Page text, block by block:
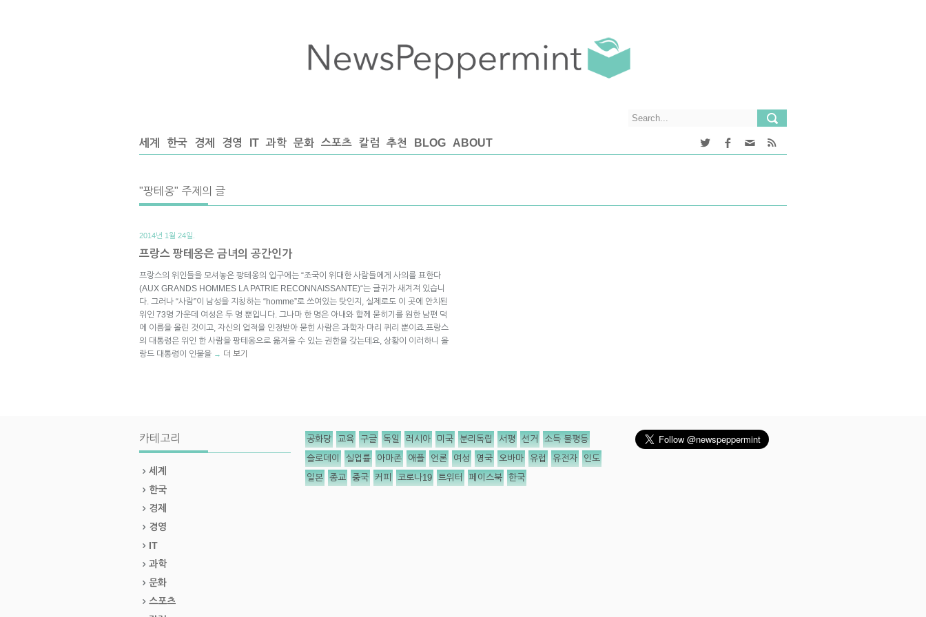
세계 한국 경제 경영 IT 과학 문화 스포츠 칼럼 추천 BLOG ABOUT
"팡테옹" 주제의 글
2014년 1월 24일.
프랑스 팡테옹은 금녀의 공간인가
프랑스의 위인들을 모셔놓은 팡테옹의 입구에는 “조국이 위대한 사람들에게 사의를 표한다
(AUX GRANDS HOMMES LA PATRIE RECONNAISSANTE)“는 글귀가 새겨져 있습니
다. 그러나 “사람”이 남성을 지칭하는 “homme”로 쓰여있는 탓인지, 실제로도 이 곳에 안치된
위인 73명 가운데 여성은 두 명 뿐입니다. 그나마 한 명은 아내와 함께 묻히기를 원한 남편 덕
에 이름을 올린 것이고, 자신의 업적을 인정받아 묻힌 사람은 과학자 마리 퀴리 뿐이죠.프랑스
의 대통령은 위인 한 사람을 팡테옹으로 옮겨올 수 있는 권한을 갖는데요, 상황이 이러하니 올
랑드 대통령이 인물을 → 더 보기
카테고리
세계
한국
경제
경영
IT
과학
문화
스포츠
공화당 교육 구글 독일 러시아 미국 분리독립 서평 선거 소득 불평등
슬로데이 실업률 아마존 애플 언론 여성 영국 오바마 유럽 유전자 인도
일본 종교 중국 커피 코로나19 트위터 페이스북 한국